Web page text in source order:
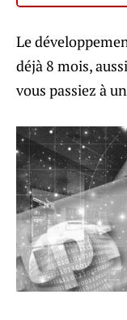
Le
déjà 8 mois,
vous passiez à